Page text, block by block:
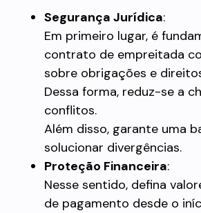
Segurança Jurídica:
Em primeiro lugar, é
contrato de empreitada
sobre obrigações e
Dessa forma, reduz-se a
conflitos.
Além disso, garante uma
solucionar divergências.
Proteção Financeira:
Nesse sentido, defina
de pagamento desde o